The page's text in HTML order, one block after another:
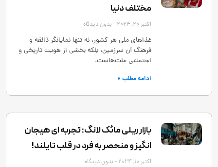
مختلف دنیا
اکتبر 20, 2024 بدون دیدگاه
غذاهای ملی هر کشور، نه تنها نمایانگر ذائقه و
فرهنگ آن سرزمین، بلکه بخشی از هویت تاریخی و
اجتماعی ملت‌هاست.
ادامه مطلب »
بازار ریلی مائک لانگ: تجربه ‌ای هیجان
‌انگیز و منحصر به‌ فرد در قلب تایلند!
اکتبر 10, 2024 بدون دیدگاه